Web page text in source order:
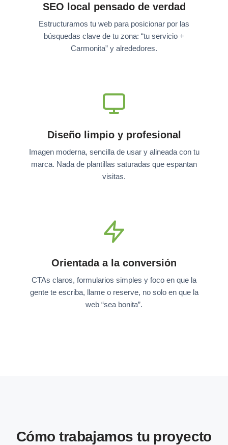
SEO local pensado de verdad
Estructuramos tu web para posicionar por las
búsquedas clave de tu zona: “tu servicio +
Carmonita” y alrededores.
Diseño limpio y profesional
Imagen moderna, sencilla de usar y alineada con tu
marca. Nada de plantillas saturadas que espantan
visitas.
Orientada a la conversión
CTAs claros, formularios simples y foco en que la
gente te escriba, llame o reserve, no solo en que la
web “sea bonita”.
Cómo trabajamos tu proyecto